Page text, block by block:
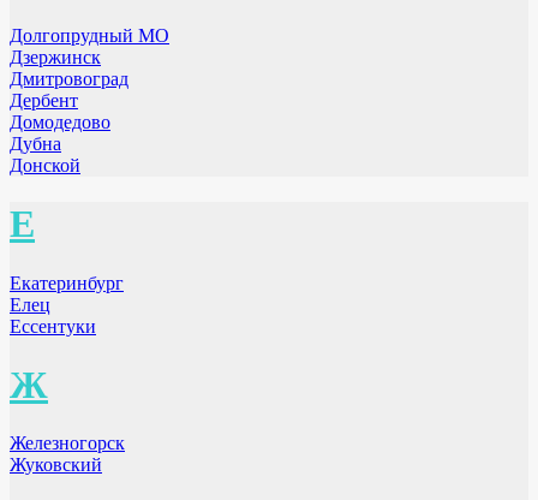
Долгопрудный МО
Дзержинск
Дмитровоград
Дербент
Домодедово
Дубна
Донской
Е
Екатеринбург
Елец
Ессентуки
Ж
Железногорск
Жуковский